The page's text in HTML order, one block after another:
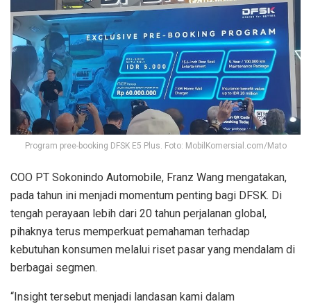
Program pree-booking DFSK E5 Plus. Foto: MobilKomersial.com/Mato
COO PT Sokonindo Automobile, Franz Wang mengatakan,
pada tahun ini menjadi momentum penting bagi DFSK. Di
tengah perayaan lebih dari 20 tahun perjalanan global,
pihaknya terus memperkuat pemahaman terhadap
kebutuhan konsumen melalui riset pasar yang mendalam di
berbagai segmen.
“Insight tersebut menjadi landasan kami dalam